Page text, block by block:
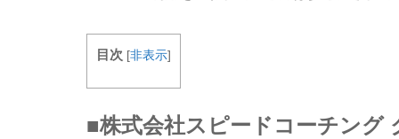
目次 [非表示]
■株式会社スピードコーチング